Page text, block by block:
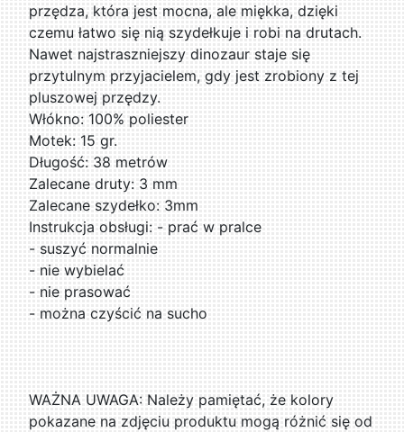
przędza, która jest mocna, ale miękka, dzięki
czemu łatwo się nią szydełkuje i robi na drutach.
Nawet najstraszniejszy dinozaur staje się
przytulnym przyjacielem, gdy jest zrobiony z tej
pluszowej przędzy.
Włókno: 100% poliester
Motek: 15 gr.
Długość: 38 metrów
Zalecane druty: 3 mm
Zalecane szydełko: 3mm
Instrukcja obsługi: - prać w pralce
- suszyć normalnie
- nie wybielać
- nie prasować
- można czyścić na sucho
WAŻNA UWAGA: Należy pamiętać, że kolory
pokazane na zdjęciu produktu mogą różnić się od